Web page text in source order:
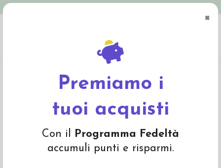
×
Premiamo i
tuoi acquisti
Con il Programma Fedeltà
accumuli punti e risparmi.